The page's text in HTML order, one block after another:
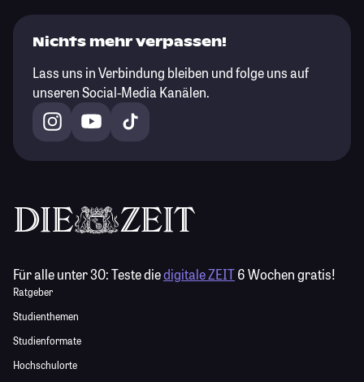
Nichts mehr verpassen!
Lass uns in Verbindung bleiben und folge uns auf
unseren Social-Media Kanälen.
Für alle unter 30:Teste diedigitale ZEIT6 Wochen gratis!
Ratgeber
Studienthemen
Studienformate
Hochschulorte